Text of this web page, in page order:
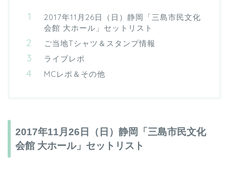
2017年11月26日（日）静岡「三島市民文化
会館 大ホール」セットリスト
ご当地Tシャツ＆スタンプ情報
ライブレポ
MCレポ＆その他
2017年11月26日（日）静岡「三島市民文化
会館 大ホール」セットリスト